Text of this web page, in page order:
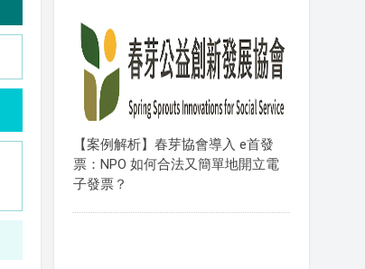
【案例解析】春芽協會導入 e首發
票：NPO 如何合法又簡單地開立電
子發票？